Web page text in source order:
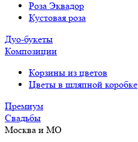
Роза Эквадор
Кустовая роза
Дуо-букеты
Композиции
Корзины из цветов
Цветы в шляпной коробке
Премиум
Свадьбы
Москва и МО